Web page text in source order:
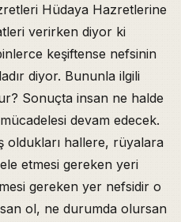
Hüdaya Hazretlerine
verirken diyor ki
keşiftense nefsinin
diyor. Bununla ilgili
Sonuçta insan ne halde
devam edecek.
oldukları hallere, rüyalara
etmesi gereken yeri
gereken yer nefsidir o
ol, ne durumda olursan